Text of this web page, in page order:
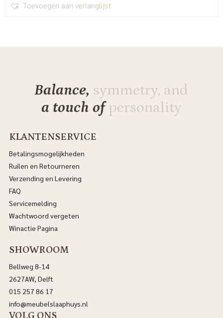
Toevoegen aan verlanglijst
Balance, symmetry, and
a touch ofpersonality
KLANTENSERVICE
Betalingsmogelijkheden
Ruilen en Retourneren
Verzending en Levering
FAQ
Servicemelding
Wachtwoord vergeten
Winactie Pagina
SHOWROOM
Bellweg 8-14
2627AW, Delft
015 257 86 17
info@meubelslaaphuys.nl
VOLG ONS